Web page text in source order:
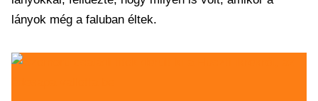
lányok még a faluban éltek.